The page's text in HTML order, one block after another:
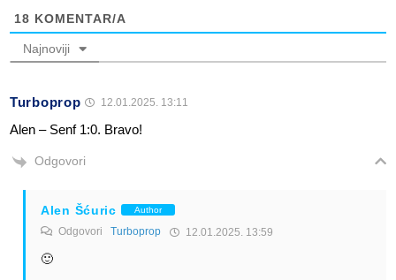
18 KOMENTAR/A
Najnoviji
Turboprop 12.01.2025. 13:11
Alen – Senf 1:0. Bravo!
Odgovori
Alen Šćuric Author
Odgovori Turboprop 12.01.2025. 13:59
🙂